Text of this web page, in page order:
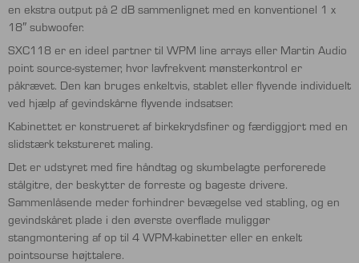
en ekstra output på 2 dB sammenlignet med en konventionel 1 x
18″ subwoofer.
SXC118 er en ideel partner til WPM line arrays eller Martin Audio
point source-systemer, hvor lavfrekvent mønsterkontrol er
påkrævet. Den kan bruges enkeltvis, stablet eller flyvende individuelt
ved hjælp af gevindskårne flyvende indsatser.
Kabinettet er konstrueret af birkekrydsfiner og færdiggjort med en
slidstærk tekstureret maling.
Det er udstyret med fire håndtag og skumbelagte perforerede
stålgitre, der beskytter de forreste og bageste drivere.
Sammenlåsende meder forhindrer bevægelse ved stabling, og en
gevindskåret plade i den øverste overflade muliggør
stangmontering af op til 4 WPM-kabinetter eller en enkelt
pointsourse højttalere.